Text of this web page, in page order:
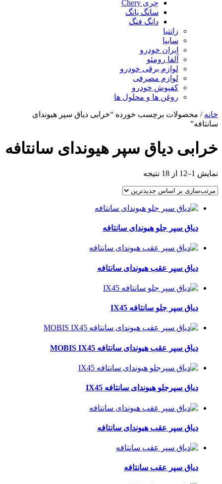
چری Chery
سانگ یانگ
دانگ فنگ
زانتیا
سایپا
ایران خودرو
آلفا رومئو
لوازم برقی خودرو
لوازم مصرفی
کفپوش خودرو
روغن ها و محلول ها
خانه / محصولات برچسب خورده “خرابی دیاق سپر هیوندای
سانتافه”
خرابی دیاق سپر هیوندای سانتافه
نمایش 1–12 از 18 نتیجه
اساس
دیاق سپر جلو هیوندای سانتافه
دیاق سپر عقب هیوندای سانتافه
دیاق سپر جلو سانتافه IX45
دیاق سپر عقب هیوندای سانتافه MOBIS IX45
دیاق سپرجلو هیوندای سانتافه IX45
دیاق سپر عقب هیوندای سانتافه
دیاق سپر عقب سانتافه